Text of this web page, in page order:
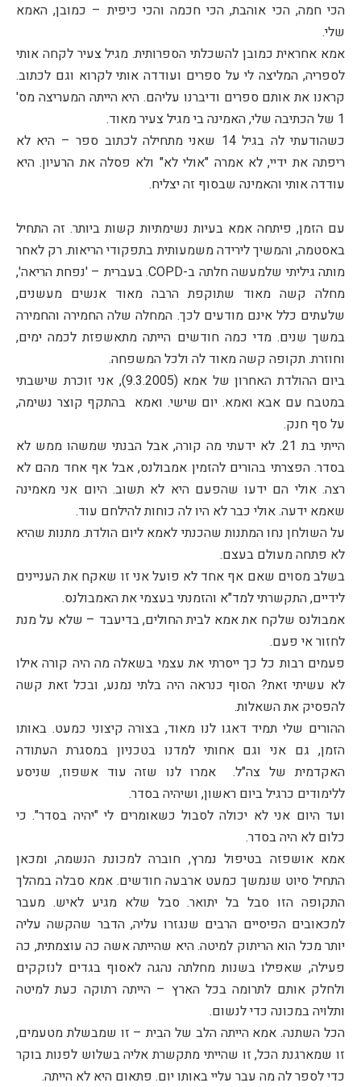
הכי חמה, הכי אוהבת, הכי חכמה והכי כיפית – כמובן, האמא
שלי.
אמא אחראית כמובן להשכלתי הספרותית. מגיל צעיר לקחה אותי
לספריה, המליצה לי על ספרים ועודדה אותי לקרוא וגם לכתוב.
קראנו את אותם ספרים ודיברנו עליהם. היא הייתה המעריצה מס'
1 של הכתיבה שלי, האמינה בי מגיל צעיר מאוד.
כשהודעתי לה בגיל 14 שאני מתחילה לכתוב ספר – היא לא
ריפתה את ידיי, לא אמרה "אולי לא" ולא פסלה את הרעיון. היא
עודדה אותי והאמינה שבסוף זה יצליח.
עם הזמן, פיתחה אמא בעיות נשימתיות קשות ביותר. זה התחיל
באסטמה, והמשיך לירידה משמעותית בתפקודי הריאות. רק לאחר
מותה גיליתי שלמעשה חלתה ב-COPD. בעברית – 'נפחת הריאה',
מחלה קשה מאוד שתוקפת הרבה מאוד אנשים מעשנים,
שלעתים כלל אינם מודעים לכך. המחלה שלה החמירה והחמירה
במשך שנים. מדי כמה חודשים הייתה מתאשפזת לכמה ימים,
וחוזרת. תקופה קשה מאוד לה ולכל המשפחה.
ביום ההולדת האחרון של אמא (9.3.2005), אני זוכרת שישבתי
במטבח עם אבא ואמא. יום שישי. ואמא בהתקף קוצר נשימה,
על סף חנק.
הייתי בת 21. לא ידעתי מה קורה, אבל הבנתי שמשהו ממש לא
בסדר. הפצרתי בהורים להזמין אמבולנס, אבל אף אחד מהם לא
רצה. אולי הם ידעו שהפעם היא לא תשוב. היום אני מאמינה
שאמא ידעה. אולי כבר לא היו לה כוחות להילחם עוד.
על השולחן נחו המתנות שהכנתי לאמא ליום הולדת. מתנות שהיא
לא פתחה מעולם בעצם.
בשלב מסוים שאם אף אחד לא פועל אני זו שאקח את העניינים
לידיים, התקשרתי למד"א והזמנתי בעצמי את האמבולנס.
אמבולנס שלקח את אמא לבית החולים, בדיעבד – שלא על מנת
לחזור אי פעם.
פעמים רבות כל כך ייסרתי את עצמי בשאלה מה היה קורה אילו
לא עשיתי זאת? הסוף כנראה היה בלתי נמנע, ובכל זאת קשה
להפסיק את השאלות.
ההורים שלי תמיד דאגו לנו מאוד, בצורה קיצוני כמעט. באותו
הזמן, גם אני וגם אחותי למדנו בטכניון במסגרת העתודה
האקדמית של צה"ל. אמרו לנו שזה עוד אשפוז, שניסע
ללימודים כרגיל ביום ראשון, ושיהיה בסדר.
ועד היום אני לא יכולה לסבול כשאומרים לי "יהיה בסדר". כי
כלום לא היה בסדר.
אמא אושפזה בטיפול נמרץ, חוברה למכונת הנשמה, ומכאן
התחיל סיוט שנמשך כמעט ארבעה חודשים. אמא סבלה במהלך
התקופה הזו סבל בל יתואר. סבל שלא מגיע לאיש. מעבר
למכאובים הפיסיים הרבים שנגזרו עליה, הדבר שהקשה עליה
יותר מכל הוא הריתוק למיטה. היא שהייתה אשה כה עוצמתית, כה
פעילה, שאפילו בשנות מחלתה נהגה לאסוף בגדים לנזקקים
ולחלק אותם לתרומה בכל הארץ – הייתה רתוקה כעת למיטה
ותלויה במכונה כדי לנשום.
הכל השתנה. אמא הייתה הלב של הבית – זו שמבשלת מטעמים,
זו שמארגנת הכל, זו שהייתי מתקשרת אליה בשלוש לפנות בוקר
כדי לספר לה מה עבר עליי באותו יום. פתאום היא לא הייתה.